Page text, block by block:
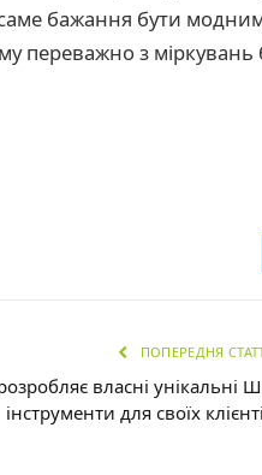
бажання бути
переважно з міркувань
ПОПЕРЕДНЯ
власні унікальні
інструменти для своїх